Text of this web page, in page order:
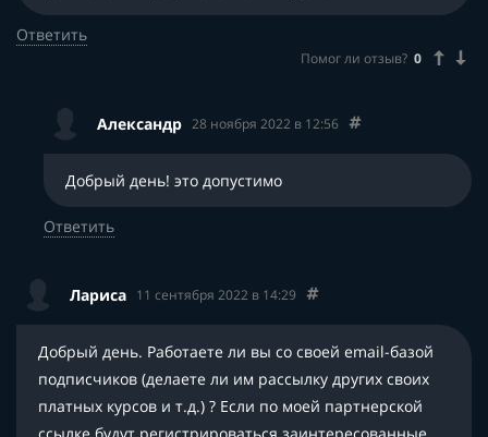
Ответить
Помог ли отзыв? 0
Александр 28 ноября 2022 в 12:56
Добрый день! это допустимо
Ответить
Лариса 11 сентября 2022 в 14:29
Добрый день. Работаете ли вы со своей email-базой
подписчиков (делаете ли им рассылку других своих
платных курсов и т.д.) ? Если по моей партнерской
ссылке будут регистрироваться заинтересованные